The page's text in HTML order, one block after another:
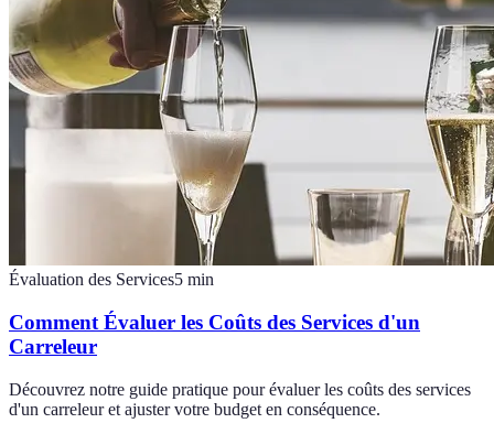
Évaluation des Services5 min
Comment Évaluer les Coûts des Services d'un
Carreleur
Découvrez notre guide pratique pour évaluer les coûts des services
d'un carreleur et ajuster votre budget en conséquence.